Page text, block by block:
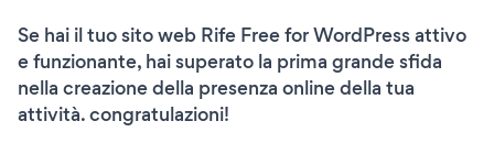
Se hai il tuo sito web Rife Free for WordPress attivo
e funzionante, hai superato la prima grande sfida
nella creazione della presenza online della tua
attività. congratulazioni!